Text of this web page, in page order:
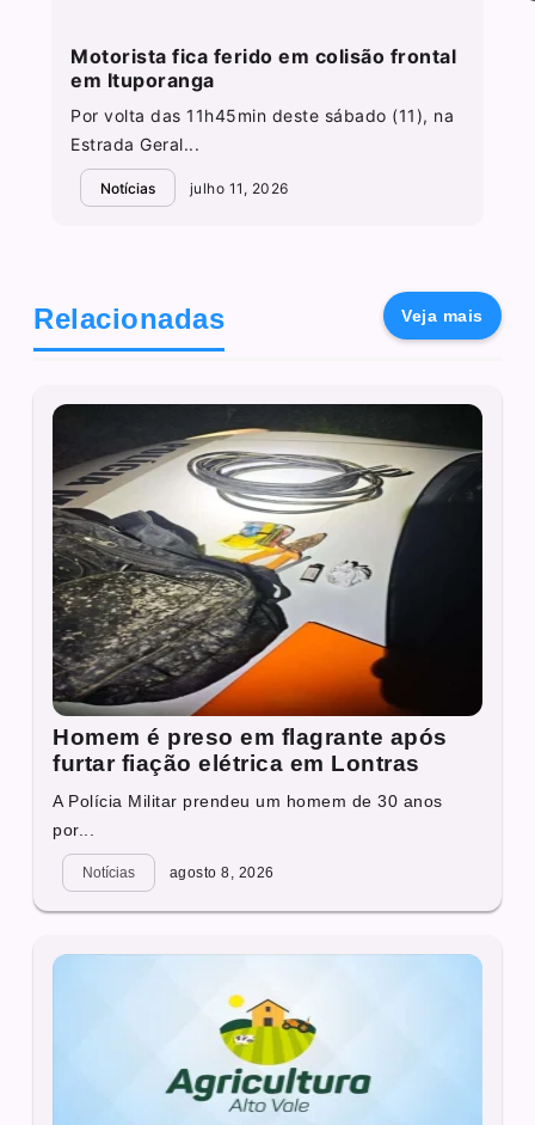
Motorista fica ferido em colisão frontal
em Ituporanga
Por volta das 11h45min deste sábado (11), na
Estrada Geral...
Notícias julho 11, 2026
Relacionadas Veja mais
Homem é preso em flagrante após
furtar fiação elétrica em Lontras
A Polícia Militar prendeu um homem de 30 anos
por...
Notícias agosto 8, 2026